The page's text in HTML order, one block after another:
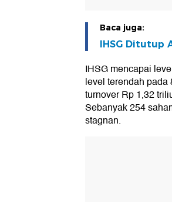
Baca juga:
IHSG Ditutup
IHSG mencapai
level terendah pada
turnover Rp 1,32
Sebanyak 254
stagnan.